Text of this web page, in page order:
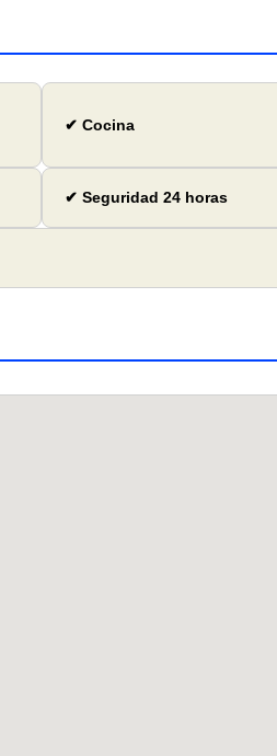
✔ Cocina
✔ Seguridad 24 horas